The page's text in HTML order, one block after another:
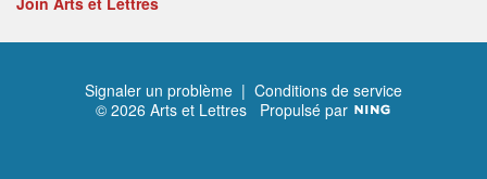
Signaler un problème | Conditions de service
© 2026 Arts et Lettres Propulsé par